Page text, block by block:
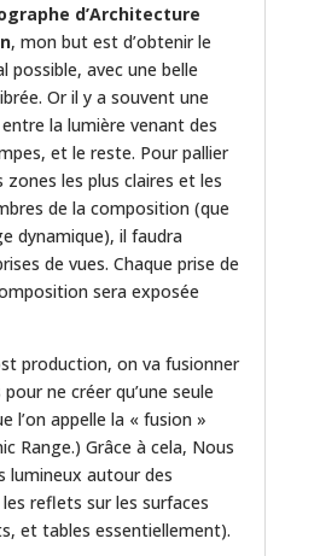
d’Architecture
, mon but est d’obtenir le
possible, avec une belle
Or il y a souvent une
la lumière venant des
et le reste. Pour pallier
les plus claires et les
de la composition (que
dynamique), il faudra
de vues. Chaque prise de
sera exposée
production, on va fusionner
ne créer qu’une seule
l’on appelle la « fusion »
Range.) Grâce à cela, Nous
lumineux autour des
reflets sur les surfaces
et tables essentiellement).